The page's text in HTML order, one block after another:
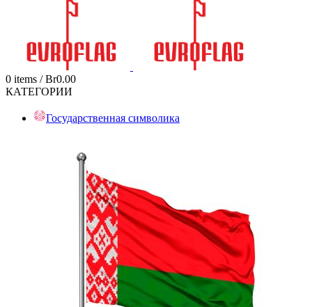
0 items / Br0.00
КАТЕГОРИИ
Государственная символика